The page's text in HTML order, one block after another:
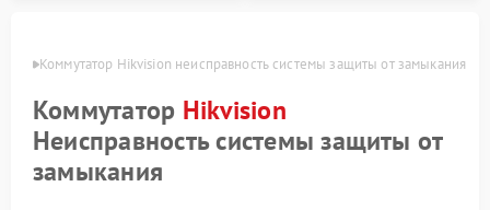
Коммутатор Hikvision неисправность системы защиты от замыкания
Коммутатор Hikvision
Неисправность системы защиты от
замыкания